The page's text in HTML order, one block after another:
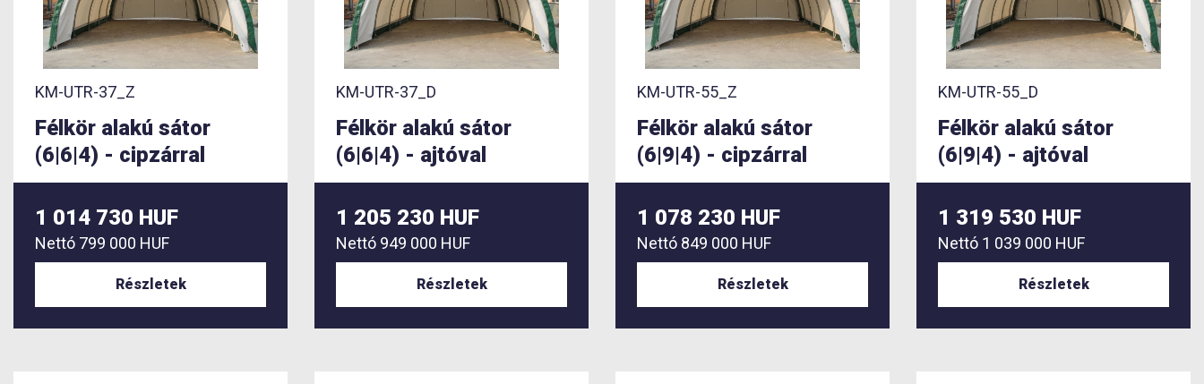
KM-UTR-37_Z
Félkör alakú sátor
(6|6|4) - cipzárral
1 014 730 HUF
Nettó 799 000 HUF
Részletek
KM-UTR-37_D
Félkör alakú sátor
(6|6|4) - ajtóval
1 205 230 HUF
Nettó 949 000 HUF
Részletek
KM-UTR-55_Z
Félkör alakú sátor
(6|9|4) - cipzárral
1 078 230 HUF
Nettó 849 000 HUF
Részletek
KM-UTR-55_D
Félkör alakú sátor
(6|9|4) - ajtóval
1 319 530 HUF
Nettó 1 039 000 HUF
Részletek